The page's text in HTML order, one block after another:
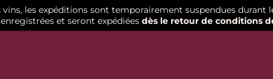
les expéditions sont temporairement suspendues durant
et seront expédiées dès le retour de conditions